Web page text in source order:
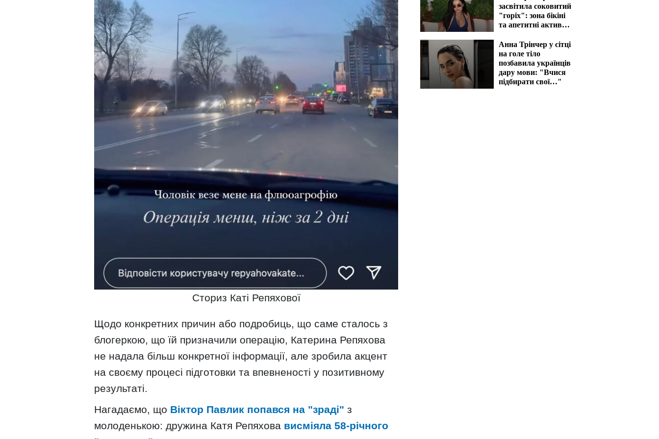
Сториз Каті Репяхової
Щодо конкретних причин або подробиць, що саме сталось з
блогеркою, що їй призначили операцію, Катерина Репяхова
не надала більш конкретної інформації, але зробила акцент
на своєму процесі підготовки та впевненості у позитивному
результаті.
Нагадаємо, що Віктор Павлик попався на "зраді" з
молоденькою: дружина Катя Репяхова висміяла 58-річного
засвітила соковитий
"горіх": зона бікіні
та апетитні активи
Анна Трінчер у сітці
на голе тіло
позбавила українців
дару мови: "Вчися
підбирати свої…"